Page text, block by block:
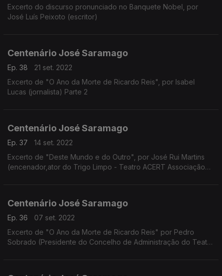
Excerto do discurso pronunciado no Banquete Nobel, por
José Luís Peixoto (escritor)
Centenário José Saramago
Ep. 38
21 set. 2022
Excerto de "O Ano da Morte de Ricardo Reis", por Isabel
Lucas (jornalista) Parte 2
Centenário José Saramago
Ep. 37
14 set. 2022
Excerto de "Deste Mundo e do Outro", por José Rui Martins
(encenador,ator do Trigo Limpo - Teatro ACERT Associação
Centenário José Saramago
Ep. 36
07 set. 2022
Excerto de "O Ano da Morte de Ricardo Reis" por Pedro
Sobrado (Presidente do Concelho de Administração do Teatro